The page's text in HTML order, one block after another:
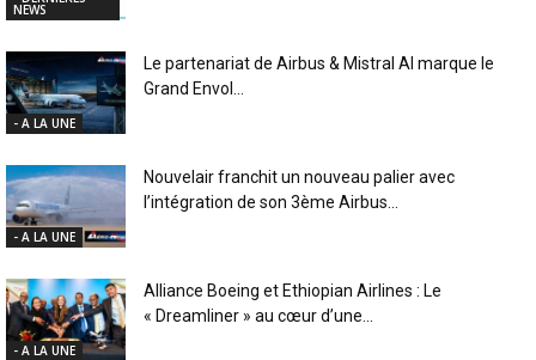
NEWS
- A LA UNE
Le partenariat de Airbus & Mistral AI marque le
Grand Envol...
- A LA UNE
Nouvelair franchit un nouveau palier avec
l’intégration de son 3ème Airbus...
- A LA UNE
Alliance Boeing et Ethiopian Airlines : Le
« Dreamliner » au cœur d’une...